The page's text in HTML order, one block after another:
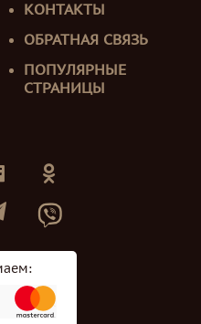
КОНТАКТЫ
ОБРАТНАЯ СВЯЗЬ
ПОПУЛЯРНЫЕ
СТРАНИЦЫ